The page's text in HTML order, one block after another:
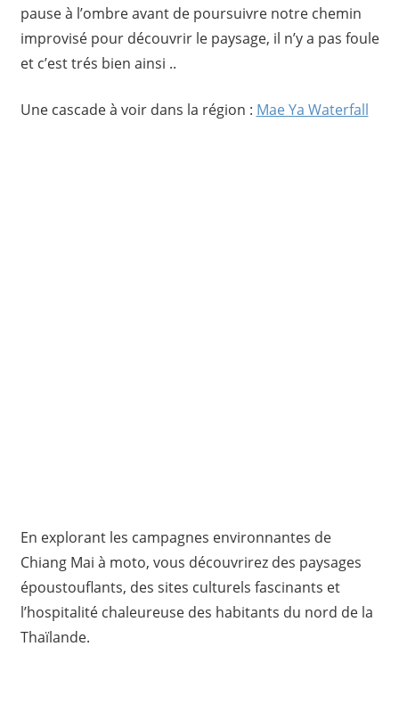
pause à l’ombre avant de poursuivre notre chemin
improvisé pour découvrir le paysage, il n’y a pas foule
et c’est trés bien ainsi ..
Une cascade à voir dans la région : Mae Ya Waterfall
En explorant les campagnes environnantes de
Chiang Mai à moto, vous découvrirez des paysages
époustouflants, des sites culturels fascinants et
l’hospitalité chaleureuse des habitants du nord de la
Thaïlande.